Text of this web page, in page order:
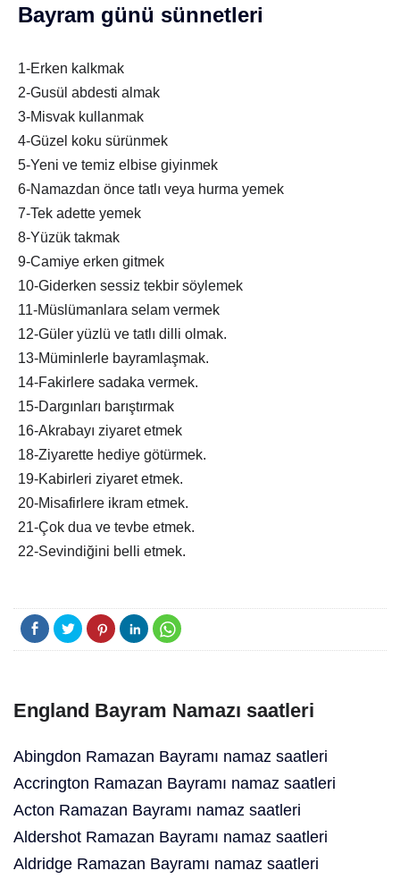
Bayram günü sünnetleri
1-Erken kalkmak
2-Gusül abdesti almak
3-Misvak kullanmak
4-Güzel koku sürünmek
5-Yeni ve temiz elbise giyinmek
6-Namazdan önce tatlı veya hurma yemek
7-Tek adette yemek
8-Yüzük takmak
9-Camiye erken gitmek
10-Giderken sessiz tekbir söylemek
11-Müslümanlara selam vermek
12-Güler yüzlü ve tatlı dilli olmak.
13-Müminlerle bayramlaşmak.
14-Fakirlere sadaka vermek.
15-Dargınları barıştırmak
16-Akrabayı ziyaret etmek
18-Ziyarette hediye götürmek.
19-Kabirleri ziyaret etmek.
20-Misafirlere ikram etmek.
21-Çok dua ve tevbe etmek.
22-Sevindiğini belli etmek.
England Bayram Namazı saatleri
Abingdon Ramazan Bayramı namaz saatleri
Accrington Ramazan Bayramı namaz saatleri
Acton Ramazan Bayramı namaz saatleri
Aldershot Ramazan Bayramı namaz saatleri
Aldridge Ramazan Bayramı namaz saatleri